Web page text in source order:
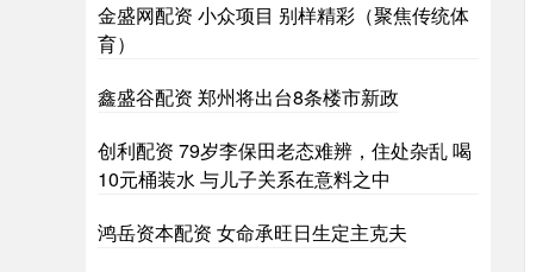
金盛网配资 小众项目 别样精彩（聚焦传统体
育）
鑫盛谷配资 郑州将出台8条楼市新政
创利配资 79岁李保田老态难辨，住处杂乱 喝
10元桶装水 与儿子关系在意料之中
鸿岳资本配资 女命承旺日生定主克夫